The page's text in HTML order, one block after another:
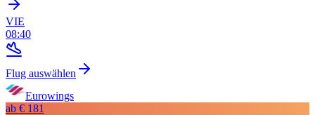
VIE
08:40
Flug auswählen
Eurowings
ab € 181